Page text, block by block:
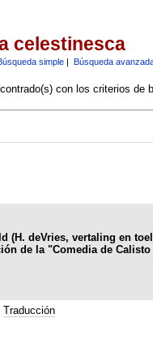
celestinesca
simple| Búsqueda
con los criterios de
(H. deVries, vertaling en
de la "Comedia de Calisto
Traducción